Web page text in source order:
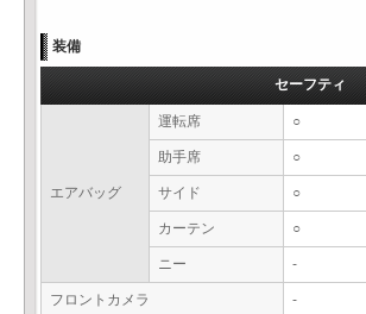
装備
セーフティ
エアバッグ
運転席 ○
助手席 ○
サイド ○
カーテン ○
ニー -
フロントカメラ -